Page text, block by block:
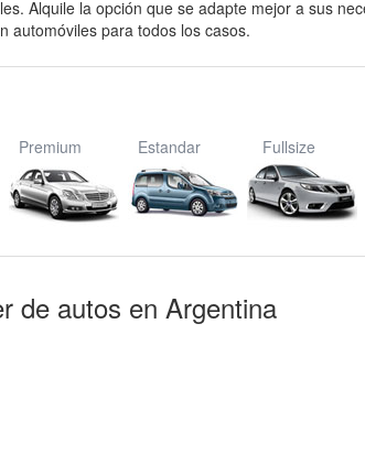
Alquile la opción que se adapte mejor a sus
automóviles para todos los casos.
Premium Estandar Fullsize
de autos en Argentina